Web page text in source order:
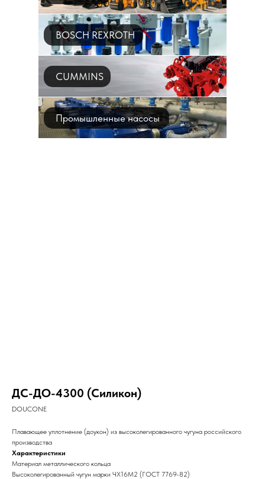
BOSCH REXROTH
CUMMINS
Промышленные насосы
ДС-ДО-4300 (Силикон)
DOUCONE
Плавающее уплотнение (доукон) из высоколегированного чугуна российского
производства
Характеристики
Материал металлического кольца
Высоколегированный чугун марки ЧХ16М2 (ГОСТ 7769-82)